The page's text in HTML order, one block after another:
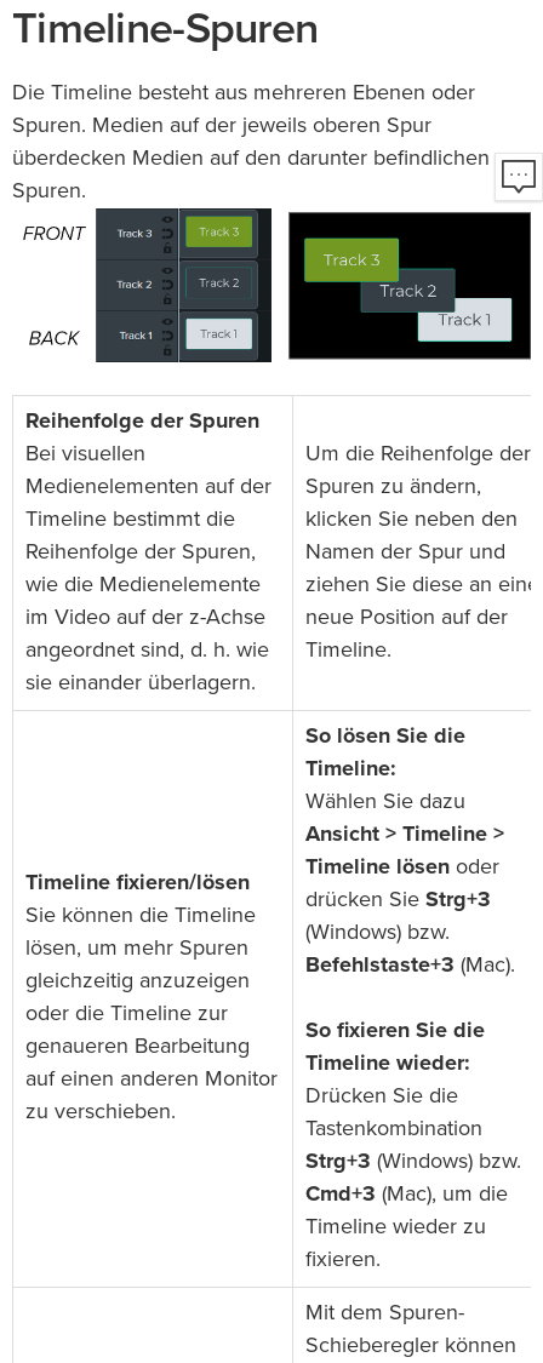
Timeline-Spuren
Die Timeline besteht aus mehreren Ebenen oder
Spuren. Medien auf der jeweils oberen Spur
überdecken Medien auf den darunter befindlichen
Spuren.
Reihenfolge der Spuren
Bei visuellen
Medienelementen auf der
Timeline bestimmt die
Reihenfolge der Spuren,
wie die Medienelemente
im Video auf der z-Achse
angeordnet sind, d. h. wie
sie einander überlagern.
Um die Reihenfolge der
Spuren zu ändern,
klicken Sie neben den
Namen der Spur und
ziehen Sie diese an eine
neue Position auf der
Timeline.
Timeline fixieren/lösen
Sie können die Timeline
lösen, um mehr Spuren
gleichzeitig anzuzeigen
oder die Timeline zur
genaueren Bearbeitung
auf einen anderen Monitor
zu verschieben.
So lösen Sie die
Timeline:
Wählen Sie dazu
Ansicht > Timeline >
Timeline lösen oder
drücken Sie Strg+3
(Windows) bzw.
Befehlstaste+3 (Mac).
So fixieren Sie die
Timeline wieder:
Drücken Sie die
Tastenkombination
Strg+3 (Windows) bzw.
Cmd+3 (Mac), um die
Timeline wieder zu
fixieren.
Mit dem Spuren-
Schieberegler können